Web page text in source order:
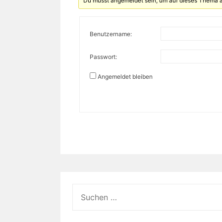
Benutzername:
Passwort:
Angemeldet bleiben
nach: